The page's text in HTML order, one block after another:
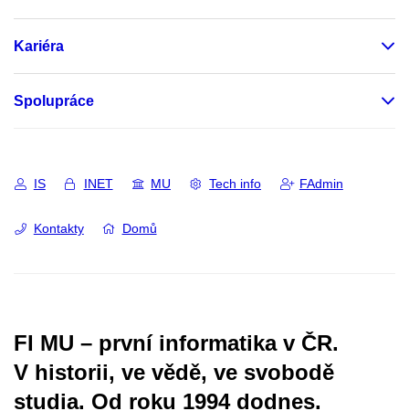
Kariéra
Spolupráce
IS INET MU Tech info FAdmin
Kontakty Domů
FI MU – první informatika v ČR.
V historii, ve vědě, ve svobodě
studia. Od roku 1994 dodnes.